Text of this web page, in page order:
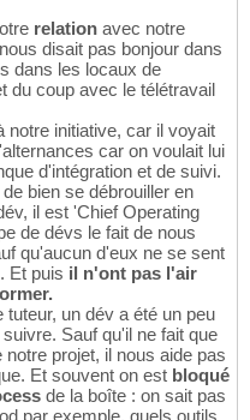
relation avec notre
disait pas bonjour dans
dans les locaux de
du coup avec le télétravail
notre initiative, car il voyait
car on voulait lui
d'intégration et de suivi.
bien se débrouiller en
il est 'Chief Operating
de dévs le fait de nous
qu'aucun d'eux ne se sent
Et puis il n'ont pas l'air
un dév a été un peu
Sauf qu'il ne fait que
projet, il nous aide pas
Et souvent on est bloqué
de la boîte : on sait pas
par exemple, quels outils